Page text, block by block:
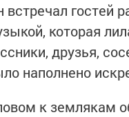
встречал
которая
друзья,
наполнено
к землякам